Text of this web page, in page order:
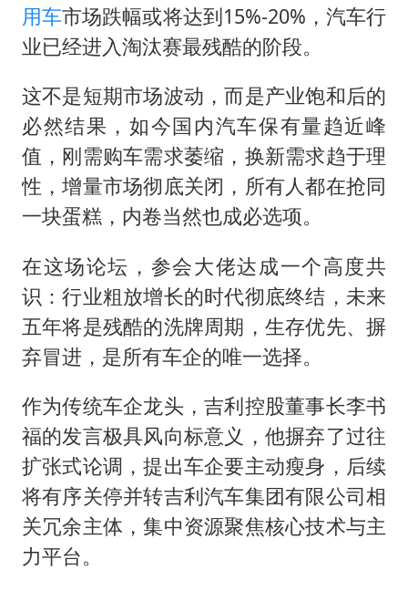
用车市场跌幅或将达到15%-20%，汽车行
业已经进入淘汰赛最残酷的阶段。
这不是短期市场波动，而是产业饱和后的
必然结果，如今国内汽车保有量趋近峰
值，刚需购车需求萎缩，换新需求趋于理
性，增量市场彻底关闭，所有人都在抢同
一块蛋糕，内卷当然也成必选项。
在这场论坛，参会大佬达成一个高度共
识：行业粗放增长的时代彻底终结，未来
五年将是残酷的洗牌周期，生存优先、摒
弃冒进，是所有车企的唯一选择。
作为传统车企龙头，吉利控股董事长李书
福的发言极具风向标意义，他摒弃了过往
扩张式论调，提出车企要主动瘦身，后续
将有序关停并转吉利汽车集团有限公司相
关冗余主体，集中资源聚焦核心技术与主
力平台。